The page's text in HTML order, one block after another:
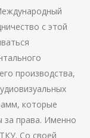
с этой
производства,
которые
за права. Именно
Со своей